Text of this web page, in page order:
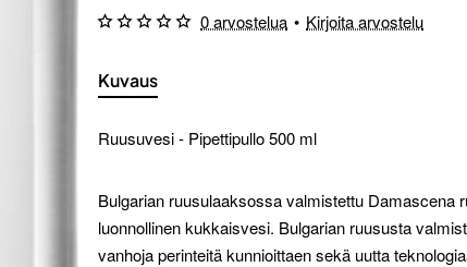
Kuvaus
Ruusuvesi - Pipettipullo 500 ml
Bulgarian ruusulaaksossa valmistettu Damascena
luonnollinen kukkaisvesi. Bulgarian ruususta
vanhoja perinteitä kunnioittaen sekä uutta
0 arvostelua • Kirjoita arvostelu